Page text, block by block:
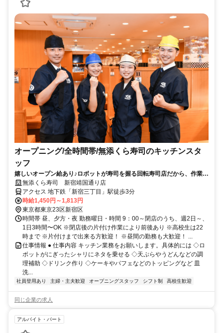
オープニング/全時間帯/無添くら寿司のキッチンスタ
ッフ
嬉しいオープン給あり♪ロボットが寿司を握る回転寿司店だから、作業は
簡単！
無添くら寿司 新宿靖国通り店
アクセス 地下鉄「新宿三丁目」駅徒歩3分
時給1,450円～1,813円
東京都東京23区新宿区
時間帯 昼、夕方・夜 勤務曜日・時間 9：00～閉店のうち、週2日～、
1日3時間〜OK ※閉店後の片付け作業により前後あり ※高校生は22
時まで ※片付けまで出来る方歓迎！ ※昼間の勤務も大歓迎！ ...
仕事情報 ● 仕事内容 キッチン業務をお願いします。具体的には ◇ロ
ボットがにぎったシャリにネタを乗せる ◇天ぷらやうどんなどの調
理補助 ◇ドリンク作り ◇ケーキやパフェなどのトッピングなど 皿
洗...
社員登用あり 主婦・主夫歓迎 オープニングスタッフ シフト制 高校生歓迎
同じ企業の求人
アルバイト・パート